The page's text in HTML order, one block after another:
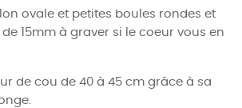
ovale et petites boules rondes et
15mm à graver si le coeur vous en
de cou de 40 à 45 cm grâce à sa